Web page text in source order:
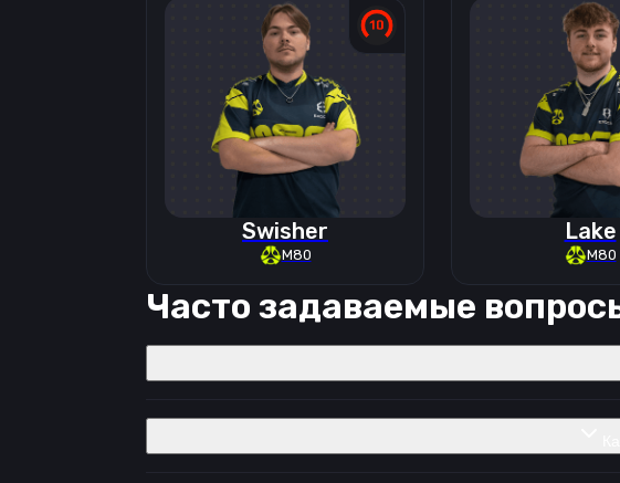
Swisher
M80
Lake
M80
Часто задаваемые